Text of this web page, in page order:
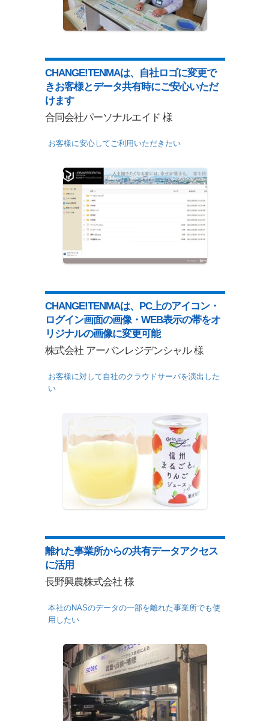
CHANGE!TENMAは、自社ロゴに変更で
きお客様とデータ共有時にご安心いただ
けます
合同会社パーソナルエイド 様
お客様に安心してご利用いただきたい
CHANGE!TENMAは、PC上のアイコン・
ログイン画面の画像・WEB表示の帯をオ
リジナルの画像に変更可能
株式会社 アーバンレジデンシャル 様
お客様に対して自社のクラウドサーバを演出した
い
離れた事業所からの共有データアクセス
に活用
長野興農株式会社 様
本社のNASのデータの一部を離れた事業所でも使
用したい